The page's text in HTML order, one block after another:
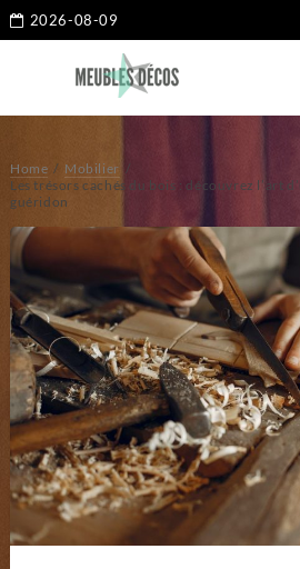
2026-08-09
Home
Mobilier
Les trésors cachés du bois : découvrez l’art
guéridon